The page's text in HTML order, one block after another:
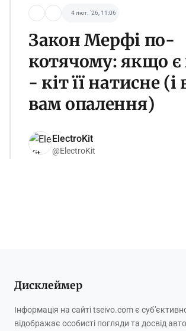
4 лют. '26, 11:06
Закон Мерфі по-
котячому: якщо
- кіт її натисне
вам опалення)
ElectroKit
@ElectroKit
Дисклеймер
Інформація на сайті tseivo.com є
відображає особисті погляди та досвід